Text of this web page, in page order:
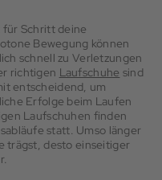
Schritt deine
Bewegung können
schnell zu Verletzungen
richtigen Laufschuhe sind
entscheidend, um
Erfolge beim Laufen
Laufschuhen finden
statt. Umso länger
trägst, desto einseitiger